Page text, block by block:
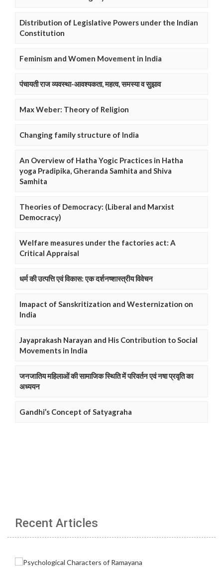
Distribution of Legislative Powers under the Indian
Constitution
Feminism and Women Movement in India
पंचायती राज व्यवस्था-आवश्यकता, महत्व, समस्या व सुझाव
Max Weber: Theory of Religion
Changing family structure of India
An Overview of Hatha Yogic Practices in Hatha
yoga Pradipika, Gheranda Samhita and Shiva
Samhita
Theories of Democracy: (Liberal and Marxist
Democracy)
Welfare measures under the factories act: A
Critical Appraisal
धर्म की उत्पत्ति एवं विकास: एक दर्शनष्शास्त्रीय विवेचन
Imapact of Sanskritization and Westernization on
India
Jayaprakash Narayan and His Contribution to Social
Movements in India
जनजातिय महिलाओं की सामाजिक स्थिति में परिवर्तन एवं नषा प्रवृति का
अध्ययन
Gandhi’s Concept of Satyagraha
Recent Articles